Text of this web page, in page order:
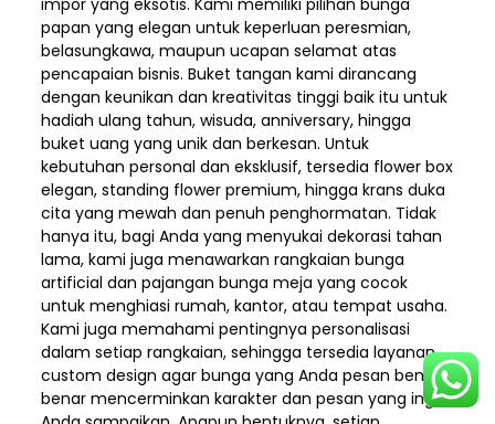
papan yang elegan untuk keperluan peresmian,
belasungkawa, maupun ucapan selamat atas
pencapaian bisnis. Buket tangan kami dirancang
dengan keunikan dan kreativitas tinggi baik itu untuk
hadiah ulang tahun, wisuda, anniversary, hingga
buket uang yang unik dan berkesan. Untuk
kebutuhan personal dan eksklusif, tersedia flower box
elegan, standing flower premium, hingga krans duka
cita yang mewah dan penuh penghormatan. Tidak
hanya itu, bagi Anda yang menyukai dekorasi tahan
lama, kami juga menawarkan rangkaian bunga
artificial dan pajangan bunga meja yang cocok
untuk menghiasi rumah, kantor, atau tempat usaha.
Kami juga memahami pentingnya personalisasi
dalam setiap rangkaian, sehingga tersedia layanan
custom design agar bunga yang Anda pesan benar-
benar mencerminkan karakter dan pesan yang ingin